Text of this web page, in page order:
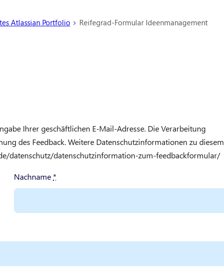
Atlassian Portfolio Reifegrad-Formular Ideenmanagement
Ihrer geschäftlichen E-Mail-Adresse. Die Verarbeitung
des Feedback. Weitere Datenschutzinformationen zu diesem
datenschutz/datenschutzinformation-zum-feedbackformular/
Nachname*